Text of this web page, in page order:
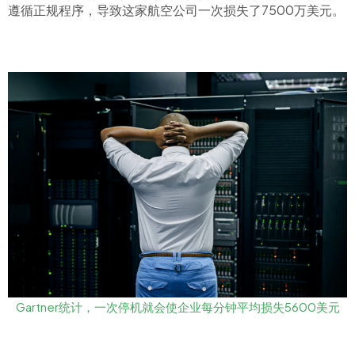
遵循正规程序，导致这家航空公司一次损失了7500万美元。
Gartner统计，一次停机就会使企业每分钟平均损失5600美元